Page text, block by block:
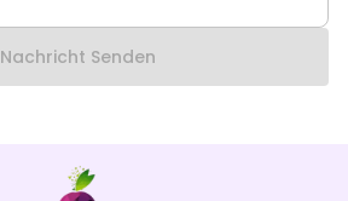
Nachricht Senden